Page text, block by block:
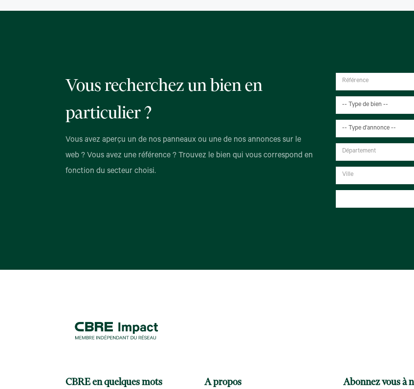
Vous recherchez un bien en
particulier ?
Vous avez aperçu un de nos panneaux ou une de nos annonces sur le
web ? Vous avez une référence ? Trouvez le bien qui vous correspond en
fonction du secteur choisi.
-- Type de bien --
-- Type d'annonce --
CBRE en quelques mots A propos Abonnez vous à